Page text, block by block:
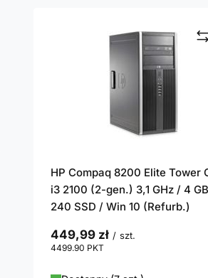
HP Compaq 8200 Elite Tower
i3 2100 (2-gen.) 3,1 GHz / 4
240 SSD / Win 10 (Refurb.)
449,99 zł / szt.
4499.90 PKT